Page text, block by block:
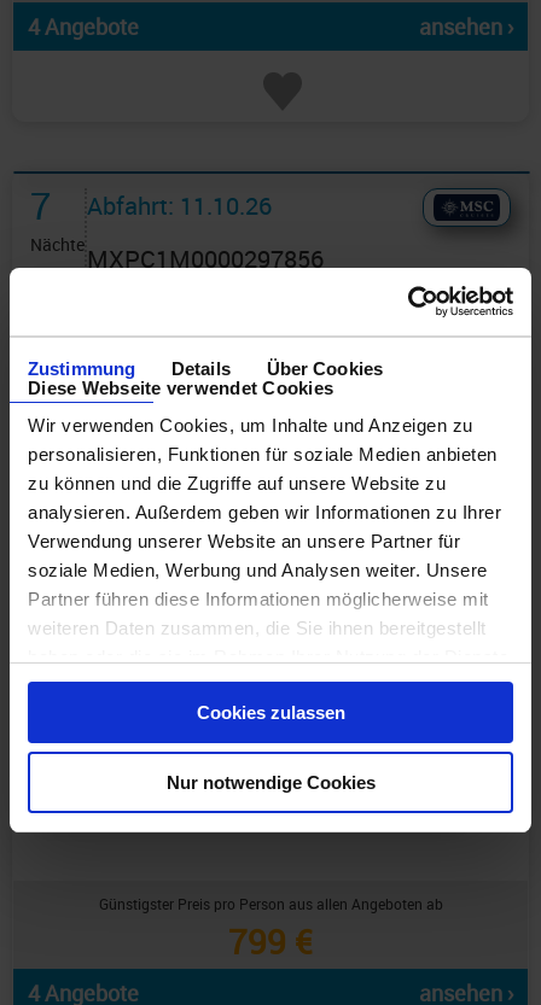
Zustimmung Details
Über Cookies
Diese Webseite verwendet Cookies
Wir verwenden Cookies, um Inhalte und Anzeigen zu
personalisieren, Funktionen für soziale Medien anbieten
zu können und die Zugriffe auf unsere Website zu
analysieren. Außerdem geben wir Informationen zu Ihrer
Verwendung unserer Website an unsere Partner für
soziale Medien, Werbung und Analysen weiter. Unsere
Partner führen diese Informationen möglicherweise mit
weiteren Daten zusammen, die Sie ihnen bereitgestellt
gesammelt haben.
Cookies zulassen
Nur notwendige Cookies
4 Angebote ansehen ›
7
Nächte
Abfahrt: 11.10.26
MXPC1M0000297856
MSC Paket - Norwegische Fjorde
8 Tage ab/an Hamburg -
SPECIAL mit Cashback
Route: Hamburg - Seetag - Bergen -
Stavanger - Kristiansand - Oslo - Seetag -
Hamburg
an Bord der »MSC Preziosa«
Günstigster Preis pro Person aus allen Angeboten ab
799 €
4 Angebote ansehen ›